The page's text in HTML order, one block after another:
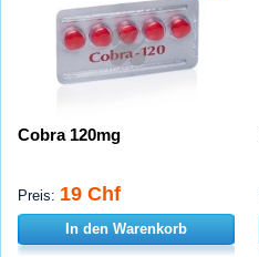
Cobra 120mg
Preis: 19 Chf
In den Warenkorb